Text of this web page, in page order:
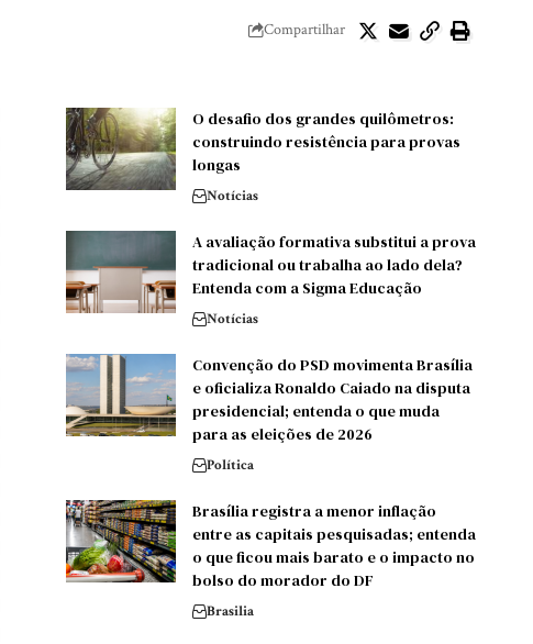
Compartilhar
O desafio dos grandes quilômetros:
construindo resistência para provas
longas
Notícias
A avaliação formativa substitui a prova
tradicional ou trabalha ao lado dela?
Entenda com a Sigma Educação
Notícias
Convenção do PSD movimenta Brasília
e oficializa Ronaldo Caiado na disputa
presidencial; entenda o que muda
para as eleições de 2026
Política
Brasília registra a menor inflação
entre as capitais pesquisadas; entenda
o que ficou mais barato e o impacto no
bolso do morador do DF
Brasilia